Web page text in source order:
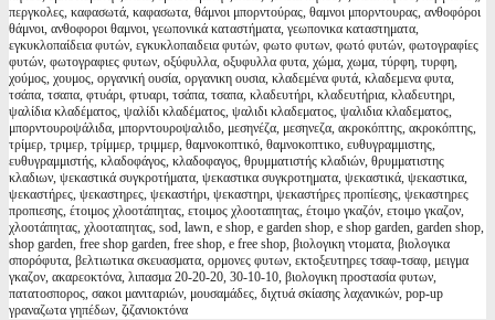
περγκολες, καφασωτά, καφασωτα, θάμνοι μπορντούρας, θαμνοι μπορντουρας, ανθοφόροι
θάμνοι, ανθοφοροι θαμνοι, γεωπονικά καταστήματα, γεωπονικα καταστηματα,
εγκυκλοπαίδεια φυτών, εγκυκλοπαιδεια φυτών, φωτο φυτων, φωτό φυτών, φωτογραφίες
φυτών, φωτογραφιες φυτων, οξύφυλλα, οξυφυλλα φυτα, χώμα, χωμα, τύρφη, τυρφη,
χούμος, χουμος, οργανική ουσία, οργανικη ουσια, κλαδεμένα φυτά, κλαδεμενα φυτα,
τσάπα, τσαπα, φτυάρι, φτυαρι, τσάπα, τσαπα, κλαδευτήρι, κλαδευτήρια, κλαδευτηρι,
ψαλίδια κλαδέματος, ψαλίδι κλαδέματος, ψαλιδι κλαδεματος, ψαλιδια κλαδεματος,
μπορντουροψάλιδα, μπορντουροψαλιδο, μεσηνέζα, μεσηνεζα, ακροκόπτης, ακροκόπτης,
τρίμερ, τριμερ, τρίμμερ, τριμμερ, θαμνοκοπτικό, θαμνοκοπτικο, ευθυγραμμιστης,
ευθυγραμμιστής, κλαδοφάγος, κλαδοφαγος, θρυμματιστής κλαδιών, θρυμματιστης
κλαδιων, ψεκαστικά συγκροτήματα, ψεκαστικα συγκροτηματα, ψεκαστικά, ψεκαστικα,
ψεκαστήρες, ψεκαστηρες, ψεκαστήρι, ψεκαστηρι, ψεκαστήρες προπίεσης, ψεκαστηρες
προπιεσης, έτοιμος χλοοτάπητας, ετοιμος χλοοταπητας, έτοιμο γκαζόν, ετοιμο γκαζον,
χλοοτάπητας, χλοοταπητας, sod, lawn, e shop, e garden shop, e shop garden, garden shop,
shop garden, free shop garden, free shop, e free shop, βιολογικη ντοματα, βιολογικα
σπορόφυτα, βελτιωτικα σκευασματα, ορμονες φυτων, εκτοξευτηρες τσαφ-τσαφ, μειγμα
γκαζον, ακαρεοκτόνα, λιπασμα 20-20-20, 30-10-10, βιολογικη προστασία φυτων,
πατατοσπορος, σακοι μανιταριών, μουσαμάδες, διχτυά σκίασης λαχανικών, pop-up
γραναζωτα γηπέδων, ζιζανιοκτόνα